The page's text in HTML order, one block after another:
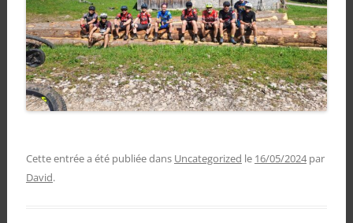
Cette entrée a été publiée dans Uncategorized le 16/05/2024 par
David.